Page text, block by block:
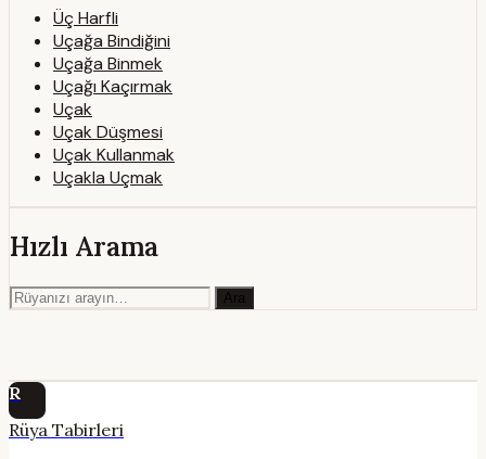
Üç Harfli
Uçağa Bindiğini
Uçağa Binmek
Uçağı Kaçırmak
Uçak
Uçak Düşmesi
Uçak Kullanmak
Uçakla Uçmak
Hızlı Arama
Ara
R
Rüya Tabirleri